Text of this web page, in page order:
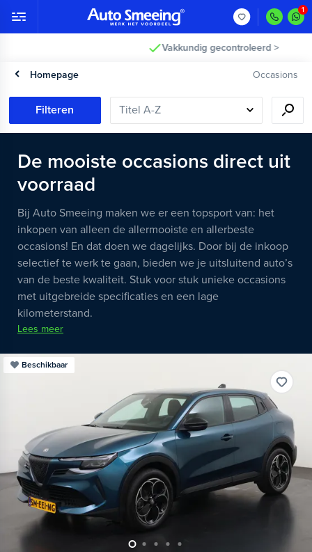
Vakkundig gecontroleerd >
Homepage Occasions
Filteren
De mooiste occasions direct uit
voorraad
Bij Auto Smeeing maken we er een topsport van: het
inkopen van alleen de allermooiste en allerbeste
occasions! En dat doen we dagelijks. Door bij de inkoop
selectief te werk te gaan, bieden we je uitsluitend auto’s
van de beste kwaliteit. Stuk voor stuk unieke occasions
met uitgebreide specificaties en een lage
kilometerstand.
Lees meer
Beschikbaar